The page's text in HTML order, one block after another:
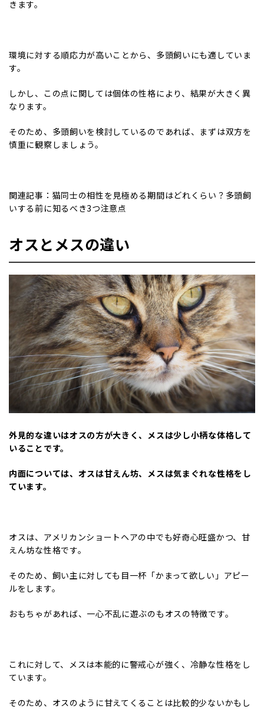
きます。
環境に対する順応力が高いことから、多頭飼いにも適していま
す。
しかし、この点に関しては個体の性格により、結果が大きく異
なります。
そのため、多頭飼いを検討しているのであれば、まずは双方を
慎重に観察しましょう。
関連記事： 猫同士の相性を見極める期間はどれくらい？多頭飼
いする前に知るべき3つ注意点
オスとメスの違い
外見的な違いはオスの方が大きく、メスは少し小柄な体格して
いることです。
内面については、オスは甘えん坊、メスは気まぐれな性格をし
ています。
オスは、アメリカンショートヘアの中でも好奇心旺盛かつ、甘
えん坊な性格です。
そのため、飼い主に対しても目一杯「かまって欲しい」アピー
ルをします。
おもちゃがあれば、一心不乱に遊ぶのもオスの特徴です。
これに対して、メスは本能的に警戒心が強く、冷静な性格をし
ています。
そのため、オスのように甘えてくることは比較的少ないかもし